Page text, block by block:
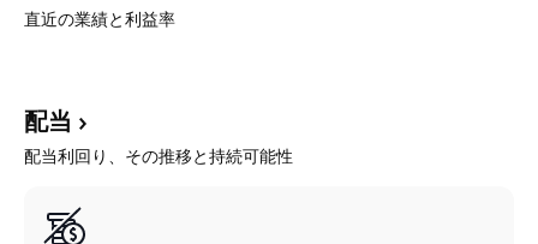
直近の業績と利益率
配当
配当利回り、その推移と持続可能性